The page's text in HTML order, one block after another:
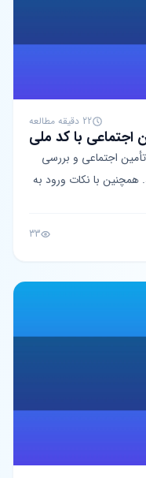
22 دقیقه مطالعه
اجتماعی با کد ملی
اجتماعی و بررسی
با نکات ورود به
33